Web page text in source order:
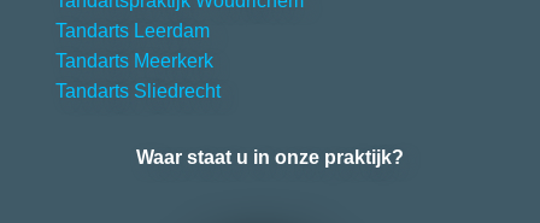
Tandarts Leerdam
Tandarts Meerkerk
Tandarts Sliedrecht
Waar staat u in onze praktijk?